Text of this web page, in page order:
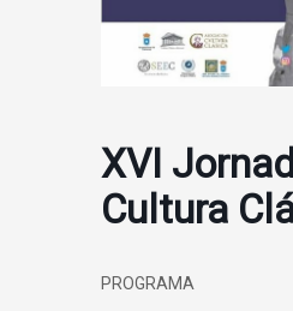
XVI
Cultura
PROGRAMA